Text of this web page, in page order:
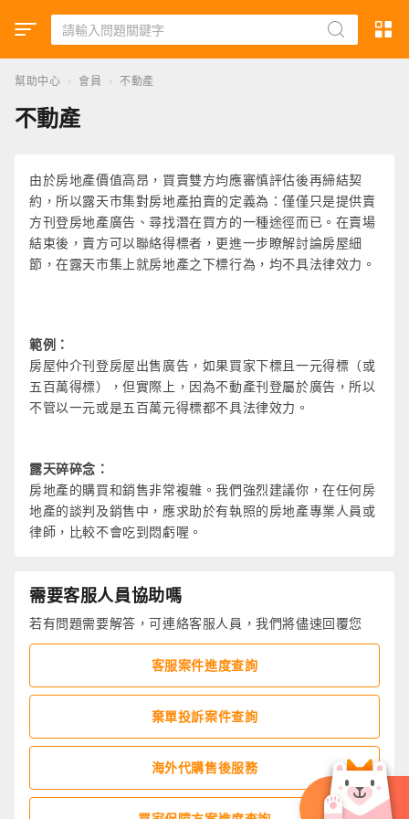
幫助中心 › 會員 › 不動產
不動產
由於房地產價值高昂，買賣雙方均應審慎評估後再締結契
約，所以露天市集對房地產拍賣的定義為：僅僅只是提供賣
方刊登房地產廣告、尋找潛在買方的一種途徑而已。在賣場
結束後，賣方可以聯絡得標者，更進一步瞭解討論房屋細
節，在露天市集上就房地產之下標行為，均不具法律效力。
範例：
房屋仲介刊登房屋出售廣告，如果買家下標且一元得標（或
五百萬得標），但實際上，因為不動產刊登屬於廣告，所以
不管以一元或是五百萬元得標都不具法律效力。
露天碎碎念：
房地產的購買和銷售非常複雜。我們強烈建議你，在任何房
地產的談判及銷售中，應求助於有執照的房地產專業人員或
律師，比較不會吃到悶虧喔。
需要客服人員協助嗎
若有問題需要解答，可連絡客服人員，我們將儘速回覆您
客服案件進度查詢
棄單投訴案件查詢
海外代購售後服務